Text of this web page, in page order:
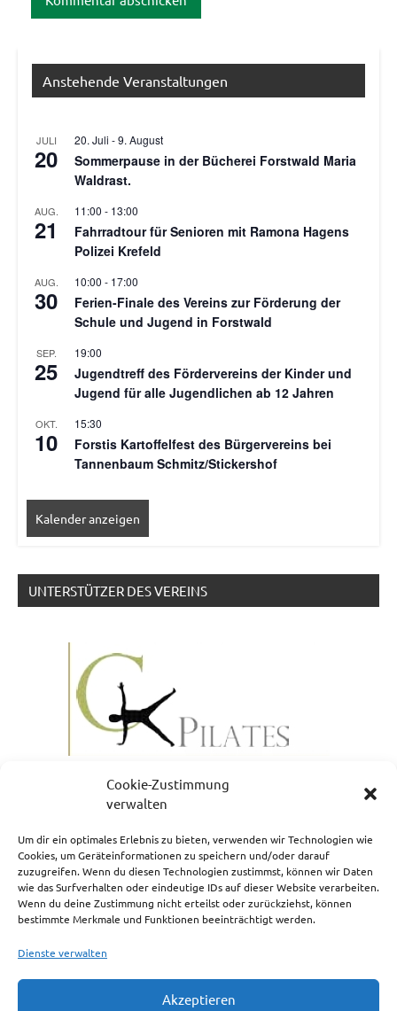
Cookie-Zustimmung
verwalten
Um dir ein optimales Erlebnis zu bieten, verwenden wir Technologien wie
Cookies, um Geräteinformationen zu speichern und/oder darauf
zuzugreifen. Wenn du diesen Technologien zustimmst, können wir Daten
wie das Surfverhalten oder eindeutige IDs auf dieser Website verarbeiten.
Wenn du deine Zustimmung nicht erteilst oder zurückziehst, können
bestimmte Merkmale und Funktionen beeinträchtigt werden.
Dienste verwalten
Akzeptieren
Anstehende Veranstaltungen
JULI
20
20. Juli -9. August
Sommerpause in der Bücherei Forstwald Maria
Waldrast.
AUG.
21
11:00 - 13:00
Fahrradtour für Senioren mit Ramona Hagens
Polizei Krefeld
AUG.
30
10:00 - 17:00
Ferien-Finale des Vereins zur Förderung der
Schule und Jugend in Forstwald
SEP.
25
19:00
Jugendtreff des Fördervereins der Kinder und
Jugend für alle Jugendlichen ab 12 Jahren
OKT.
10
15:30
Forstis Kartoffelfest des Bürgervereins bei
Tannenbaum Schmitz/Stickershof
Kalender anzeigen
UNTERSTÜTZER DES VEREINS
NEWSLETTERANMELDUNG